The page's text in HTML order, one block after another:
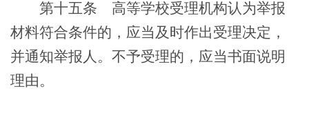
第十五条 高等学校受理机构认为举报
材料符合条件的，应当及时作出受理决定，
并通知举报人。不予受理的，应当书面说明
理由。